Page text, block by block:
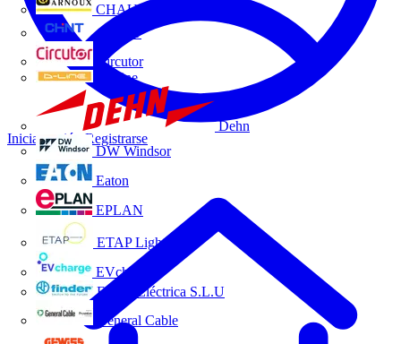
CHAUVIN ARNOUX
CHINT
Circutor
D-Line
Dehn
DW Windsor
Eaton
EPLAN
ETAP Lighting
EVcharge
Finder Eléctrica S.L.U
General Cable
Iniciar sesión Registrarse